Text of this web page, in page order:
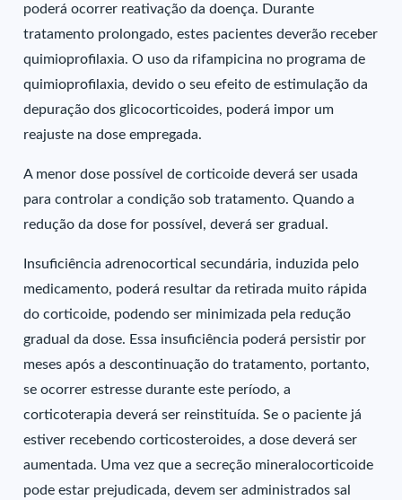
poderá ocorrer reativação da doença. Durante
tratamento prolongado, estes pacientes deverão receber
quimioprofilaxia. O uso da rifampicina no programa de
quimioprofilaxia, devido o seu efeito de estimulação da
depuração dos glicocorticoides, poderá impor um
reajuste na dose empregada.
A menor dose possível de corticoide deverá ser usada
para controlar a condição sob tratamento. Quando a
redução da dose for possível, deverá ser gradual.
Insuficiência adrenocortical secundária, induzida pelo
medicamento, poderá resultar da retirada muito rápida
do corticoide, podendo ser minimizada pela redução
gradual da dose. Essa insuficiência poderá persistir por
meses após a descontinuação do tratamento, portanto,
se ocorrer estresse durante este período, a
corticoterapia deverá ser reinstituída. Se o paciente já
estiver recebendo corticosteroides, a dose deverá ser
aumentada. Uma vez que a secreção mineralocorticoide
pode estar prejudicada, devem ser administrados sal